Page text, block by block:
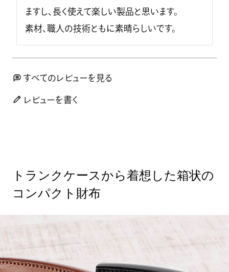
ますし、長く使えて楽しい製品と思います。
素材、職人の技術ともに素晴らしいです。
すべてのレビューを見る
レビューを書く
トランクケースから着想した箱状の
コンパクト財布